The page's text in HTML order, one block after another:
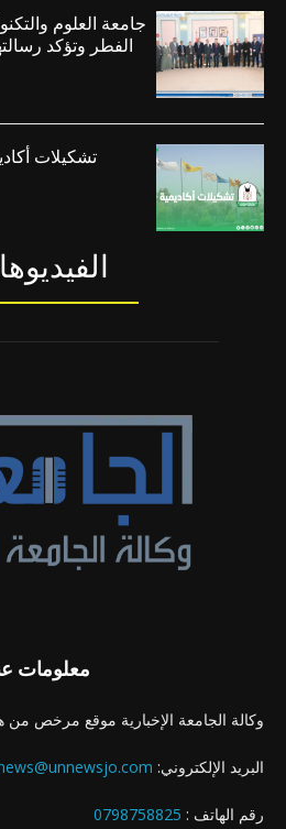
جامعة العلوم
الفطر وتؤكد
تشكيلات
معلومات
وكالة الجامعة الإخبارية موقع مرخص من
البريد الإلكتروني:
رقم الهاتف : 0798758825